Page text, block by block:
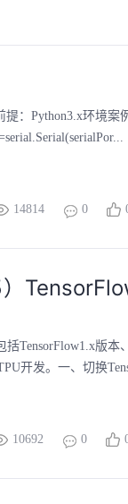
：Python3.x环境
14814 0
TensorFlow1.x版本
开发。一、切换
10692 0